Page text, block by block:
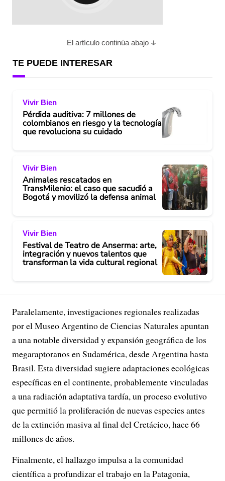
El artículo continúa abajo
TE PUEDE INTERESAR
Vivir Bien
Pérdida auditiva: 7 millones de
colombianos en riesgo y la tecnología
que revoluciona su cuidado
Vivir Bien
Animales rescatados en
TransMilenio: el caso que sacudió a
Bogotá y movilizó la defensa animal
Vivir Bien
Festival de Teatro de Anserma: arte,
integración y nuevos talentos que
transforman la vida cultural regional
Paralelamente, investigaciones regionales realizadas
por el Museo Argentino de Ciencias Naturales apuntan
a una notable diversidad y expansión geográfica de los
megaraptoranos en Sudamérica, desde Argentina hasta
Brasil. Esta diversidad sugiere adaptaciones ecológicas
específicas en el continente, probablemente vinculadas
a una radiación adaptativa tardía, un proceso evolutivo
que permitió la proliferación de nuevas especies antes
de la extinción masiva al final del Cretácico, hace 66
millones de años.
Finalmente, el hallazgo impulsa a la comunidad
científica a profundizar el trabajo en la Patagonia,